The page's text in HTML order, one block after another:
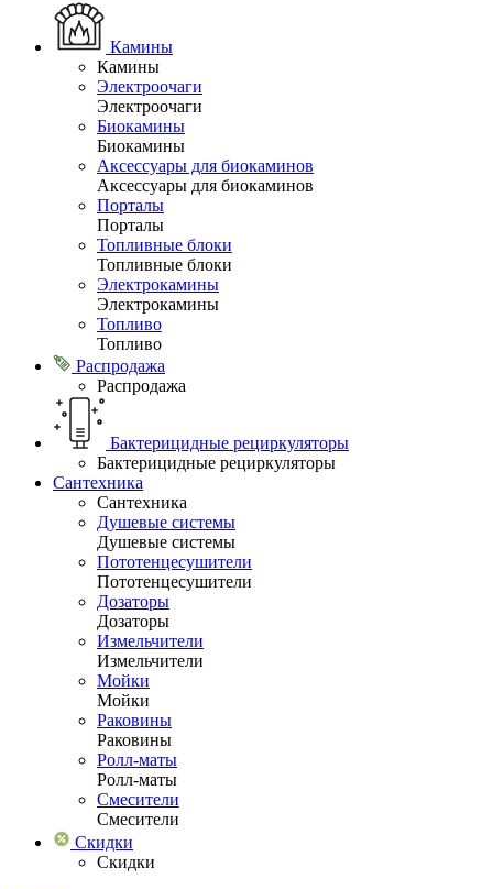
Камины
Камины
Электроочаги
Электроочаги
Биокамины
Биокамины
Аксессуары для биокаминов
Аксессуары для биокаминов
Порталы
Порталы
Топливные блоки
Топливные блоки
Электрокамины
Электрокамины
Топливо
Топливо
Распродажа
Распродажа
Бактерицидные рециркуляторы
Бактерицидные рециркуляторы
Сантехника
Сантехника
Душевые системы
Душевые системы
Пототенцесушители
Пототенцесушители
Дозаторы
Дозаторы
Измельчители
Измельчители
Мойки
Мойки
Раковины
Раковины
Ролл-маты
Ролл-маты
Смесители
Смесители
Скидки
Скидки